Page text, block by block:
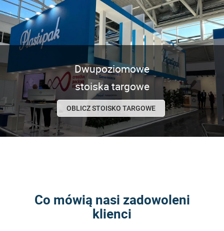
Dwupoziomowe
stoiska targowe
OBLICZ STOISKO TARGOWE
Co mówią nasi zadowoleni
klienci